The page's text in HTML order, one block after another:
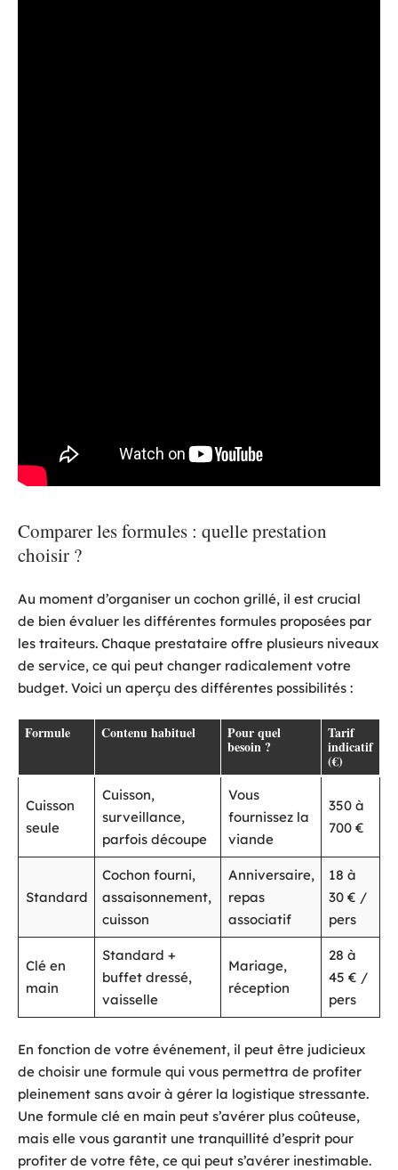
Comparer les formules : quelle prestation
choisir ?
Au moment d’organiser un cochon grillé, il est crucial
de bien évaluer les différentes formules proposées par
les traiteurs. Chaque prestataire offre plusieurs niveaux
de service, ce qui peut changer radicalement votre
budget. Voici un aperçu des différentes possibilités :
Formule Contenu habituel Pour quel
besoin ?
Tarif
indicatif
(€)
Cuisson
seule
Cuisson,
surveillance,
parfois découpe
Vous
fournissez la
viande
350 à
700 €
Standard
Cochon fourni,
assaisonnement,
cuisson
Anniversaire,
repas
associatif
18 à
30 € /
pers
Clé en
main
Standard +
buffet dressé,
vaisselle
Mariage,
réception
28 à
45 € /
pers
En fonction de votre événement, il peut être judicieux
de choisir une formule qui vous permettra de profiter
pleinement sans avoir à gérer la logistique stressante.
Une formule clé en main peut s’avérer plus coûteuse,
mais elle vous garantit une tranquillité d’esprit pour
profiter de votre fête, ce qui peut s’avérer inestimable.